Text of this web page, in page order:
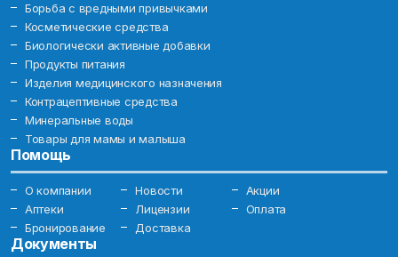
Борьба с вредными привычками
Косметические средства
Биологически активные добавки
Продукты питания
Изделия медицинского назначения
Контрацептивные средства
Минеральные воды
Товары для мамы и малыша
Помощь
О компании Новости
Акции
Аптеки
Лицензии
Оплата
Бронирование
Доставка
Документы